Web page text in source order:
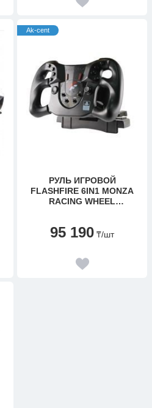
Ak-cent
РУЛЬ ИГРОВОЙ
FLASHFIRE 6IN1 MONZA
RACING WHEEL
95 190 ₸/шт